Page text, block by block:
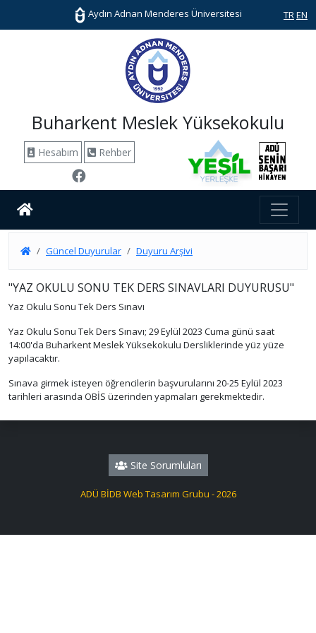
Aydın Adnan Menderes Üniversitesi TR EN
Buharkent Meslek Yüksekokulu
Hesabım Rehber
Güncel Duyurular Duyuru Arşivi
"YAZ OKULU SONU TEK DERS SINAVLARI DUYURUSU"
Yaz Okulu Sonu Tek Ders Sınavı
Yaz Okulu Sonu Tek Ders Sınavı; 29 Eylül 2023 Cuma günü saat
14:00'da Buharkent Meslek Yüksekokulu Dersliklerinde yüz yüze
yapılacaktır.
Sınava girmek isteyen öğrencilerin başvurularını 20-25 Eylül 2023
tarihleri arasında OBİS üzerinden yapmaları gerekmektedir.
Site Sorumluları
ADÜ BİDB Web Tasarım Grubu - 2026